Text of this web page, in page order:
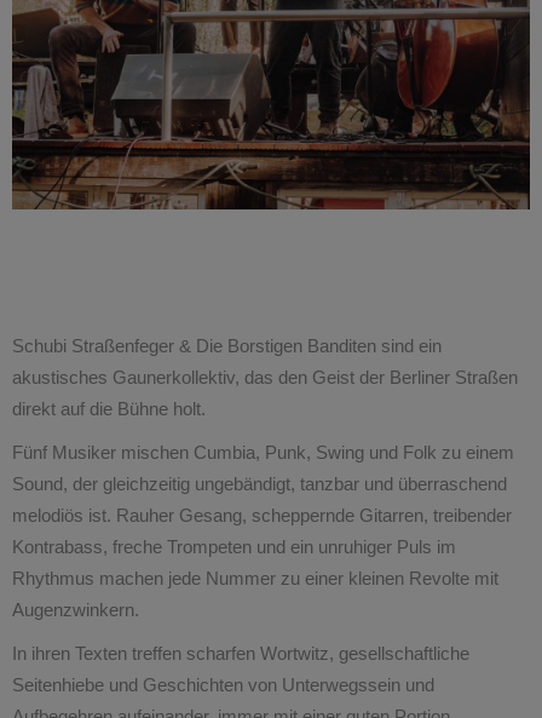
Schubi Straßenfeger & Die Borstigen Banditen sind ein
akustisches Gaunerkollektiv, das den Geist der Berliner Straßen
direkt auf die Bühne holt.
Fünf Musiker mischen Cumbia, Punk, Swing und Folk zu einem
Sound, der gleichzeitig ungebändigt, tanzbar und überraschend
melodiös ist. Rauher Gesang, scheppernde Gitarren, treibender
Kontrabass, freche Trompeten und ein unruhiger Puls im
Rhythmus machen jede Nummer zu einer kleinen Revolte mit
Augenzwinkern.
In ihren Texten treffen scharfen Wortwitz, gesellschaftliche
Seitenhiebe und Geschichten von Unterwegssein und